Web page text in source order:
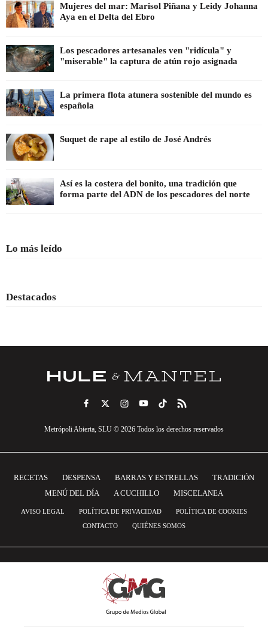
Mujeres del mar: Marisol Piñana y Leidy Johanna
Aya en el Delta del Ebro
Los pescadores artesanales ven "ridícula" y
"miserable" la captura de atún rojo asignada
La primera flota atunera sostenible del mundo es
española
Suquet de rape al estilo de José Andrés
Así es la costera del bonito, una tradición que
forma parte del ADN de los pescadores del norte
Lo más leído
Destacados
Metrópoli Abierta, SLU © 2026 Todos los derechos reservados
RECETAS DESPENSA BARRAS Y ESTRELLAS
TRADICIÓN
MENÚ DEL DÍA
A CUCHILLO MISCELANEA
AVISO LEGAL POLÍTICA DE PRIVACIDAD
POLÍTICA DE COOKIES
CONTACTO
QUIÉNES SOMOS